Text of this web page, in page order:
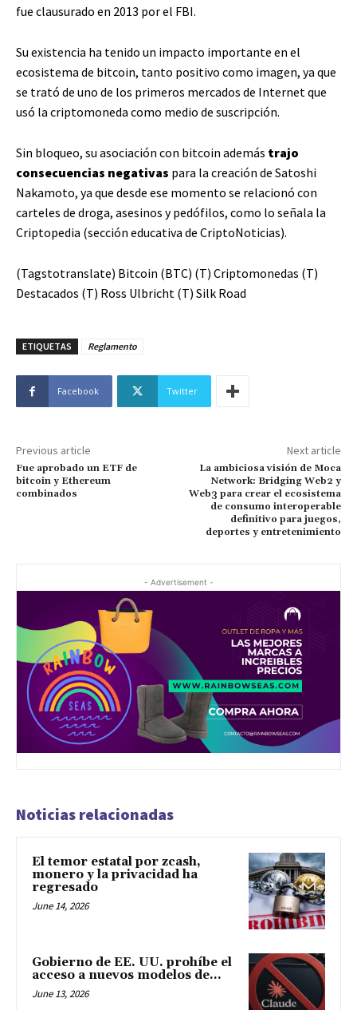
fue clausurado en 2013 por el FBI.
Su existencia ha tenido un impacto importante en el
ecosistema de bitcoin, tanto positivo como imagen, ya que
se trató de uno de los primeros mercados de Internet que
usó la criptomoneda como medio de suscripción.
Sin bloqueo, su asociación con bitcoin además trajo
consecuencias negativas para la creación de Satoshi
Nakamoto, ya que desde ese momento se relacionó con
carteles de droga, asesinos y pedófilos, como lo señala la
Criptopedia (sección educativa de CriptoNoticias).
(Tagstotranslate) Bitcoin (BTC) (T) Criptomonedas (T)
Destacados (T) Ross Ulbricht (T) Silk Road
ETIQUETAS Reglamento
Facebook Twitter
Previous article
Fue aprobado un ETF de
bitcoin y Ethereum
combinados
Next article
La ambiciosa visión de Moca
Network: Bridging Web2 y
Web3 para crear el ecosistema
de consumo interoperable
definitivo para juegos,
deportes y entretenimiento
- Advertisement -
Noticias relacionadas
El temor estatal por zcash,
monero y la privacidad ha
regresado
June 14, 2026
Gobierno de EE. UU. prohíbe el
acceso a nuevos modelos de...
June 13, 2026